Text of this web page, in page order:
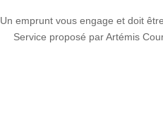
Un emprunt vous engage et doit
Service proposé par Artémis